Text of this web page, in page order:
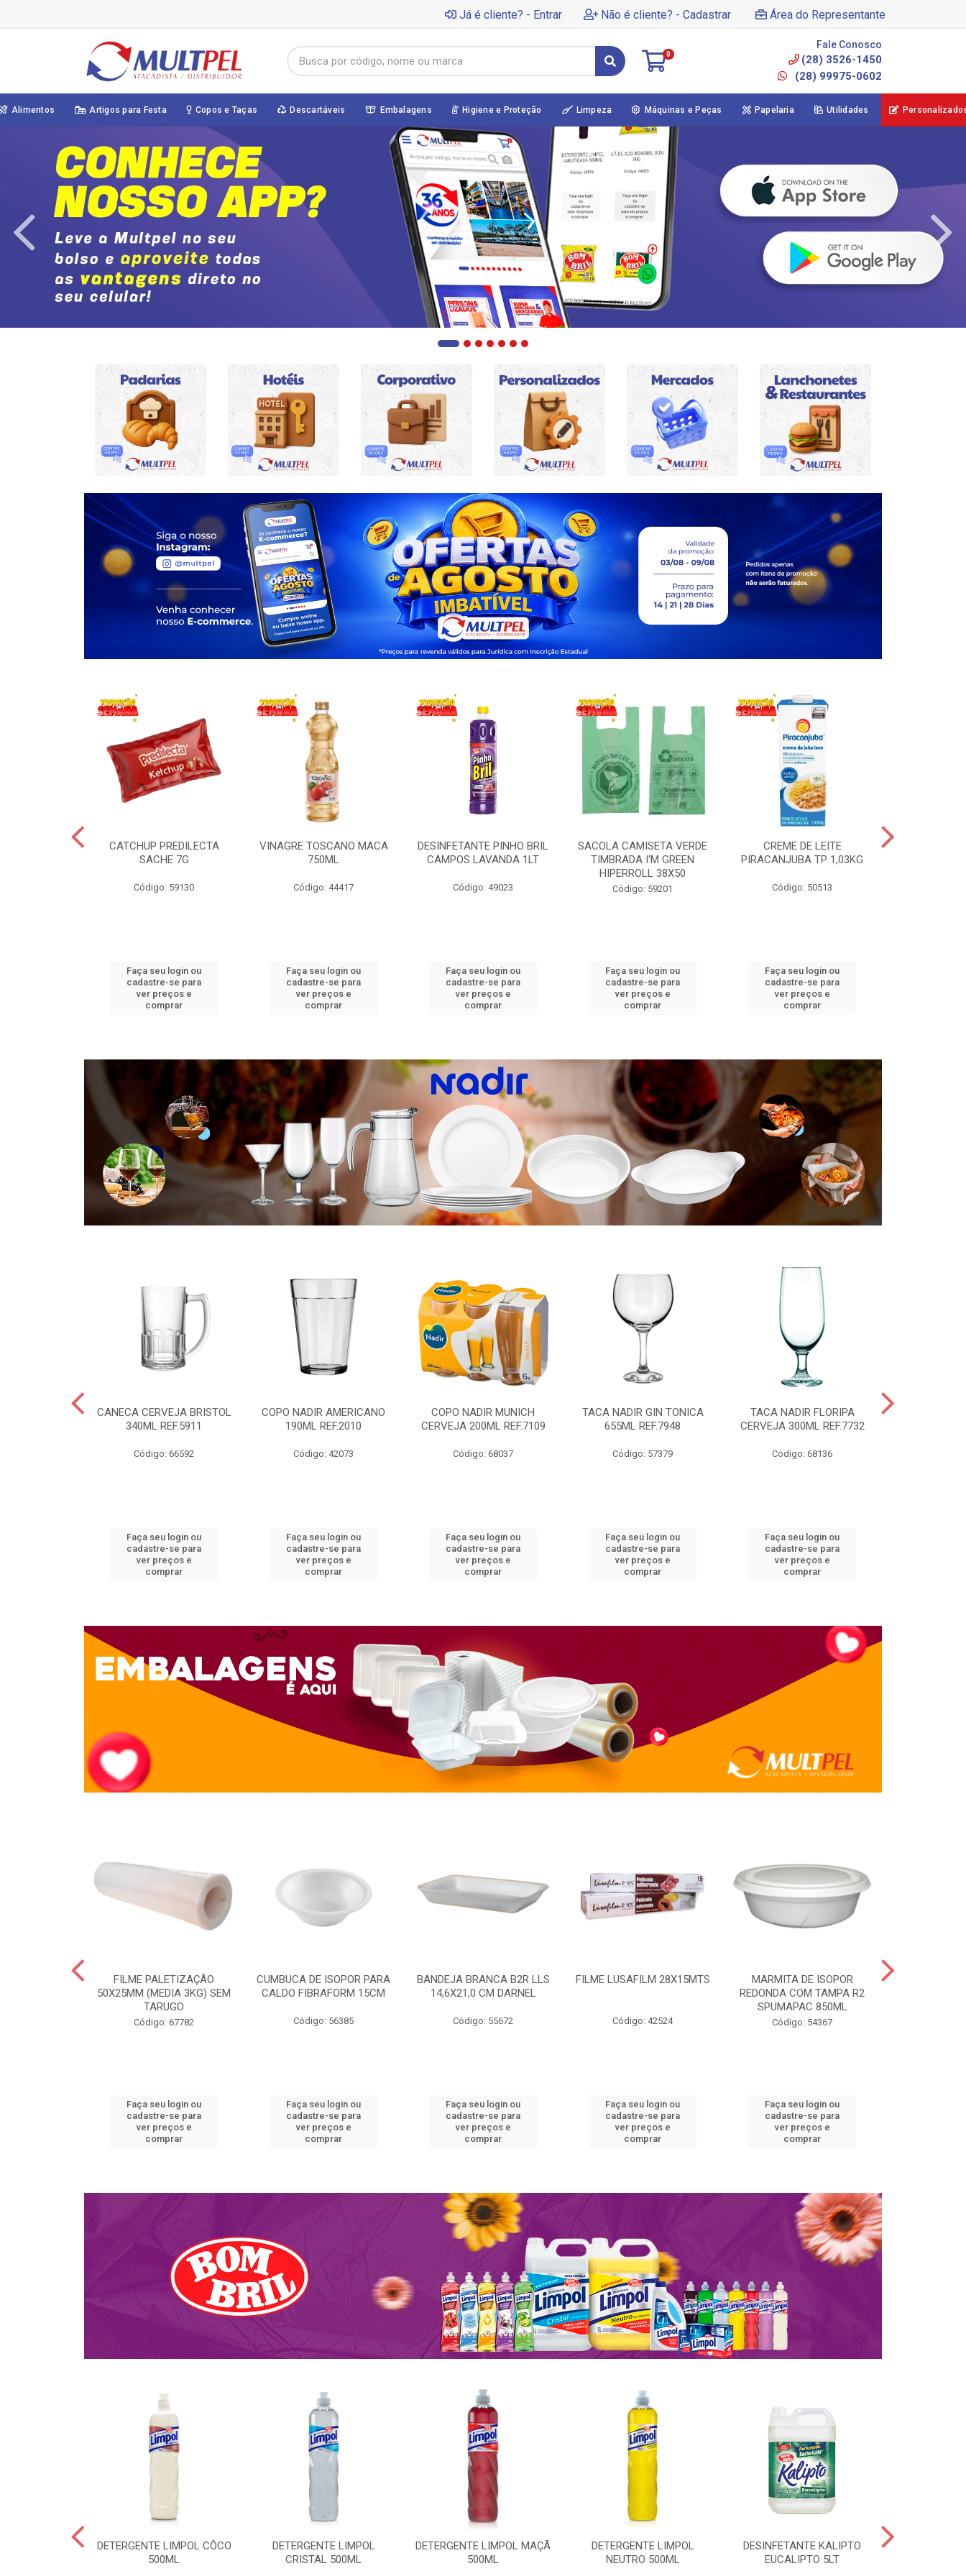
Já é cliente? - Entrar Não é cliente? - Cadastrar Área do Representante
0
Fale Conosco
(28) 3526-1450
(28) 99975-0602
Alimentos Artigos para Festa Copos e Taças Descartáveis Embalagens Higiene e Proteção Limpeza Máquinas e Peças Papelaria Utilidades
CATCHUP PREDILECTA
SACHE 7G
Código: 59130
Faça seu login ou
cadastre-se para
ver preços e
comprar
VINAGRE TOSCANO MACA
750ML
Código: 44417
Faça seu login ou
cadastre-se para
ver preços e
comprar
DESINFETANTE PINHO BRIL
CAMPOS LAVANDA 1LT
Código: 49023
Faça seu login ou
cadastre-se para
ver preços e
comprar
SACOLA CAMISETA VERDE
TIMBRADA I'M GREEN
HIPERROLL 38X50
Código: 59201
Faça seu login ou
cadastre-se para
ver preços e
comprar
CREME DE LEITE
PIRACANJUBA TP 1,03KG
Código: 50513
Faça seu login ou
cadastre-se para
ver preços e
comprar
CANECA CERVEJA BRISTOL
340ML REF.5911
Código: 66592
Faça seu login ou
cadastre-se para
ver preços e
comprar
COPO NADIR AMERICANO
190ML REF.2010
Código: 42073
Faça seu login ou
cadastre-se para
ver preços e
comprar
COPO NADIR MUNICH
CERVEJA 200ML REF.7109
Código: 68037
Faça seu login ou
cadastre-se para
ver preços e
comprar
TACA NADIR GIN TONICA
655ML REF.7948
Código: 57379
Faça seu login ou
cadastre-se para
ver preços e
comprar
TACA NADIR FLORIPA
CERVEJA 300ML REF.7732
Código: 68136
Faça seu login ou
cadastre-se para
ver preços e
comprar
FILME PALETIZAÇÃO
50X25MM (MEDIA 3KG) SEM
TARUGO
Código: 67782
Faça seu login ou
cadastre-se para
ver preços e
comprar
CUMBUCA DE ISOPOR PARA
CALDO FIBRAFORM 15CM
Código: 56385
Faça seu login ou
cadastre-se para
ver preços e
comprar
BANDEJA BRANCA B2R LLS
14,6X21,0 CM DARNEL
Código: 55672
Faça seu login ou
cadastre-se para
ver preços e
comprar
FILME LUSAFILM 28X15MTS
Código: 42524
Faça seu login ou
cadastre-se para
ver preços e
comprar
MARMITA DE ISOPOR
REDONDA COM TAMPA R2
SPUMAPAC 850ML
Código: 54367
Faça seu login ou
cadastre-se para
ver preços e
comprar
DETERGENTE LIMPOL CÔCO
500ML
DETERGENTE LIMPOL
CRISTAL 500ML
DETERGENTE LIMPOL MAÇÃ
500ML
DETERGENTE LIMPOL
NEUTRO 500ML
DESINFETANTE KALIPTO
EUCALIPTO 5LT